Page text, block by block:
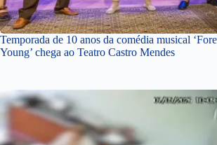
Temporada de 10 anos da comédia musical
Young’ chega ao Teatro Castro Mendes